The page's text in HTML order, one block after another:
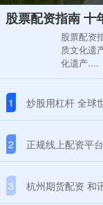
股票配资
质文化遗
化遗产....
1 炒股用杠杆 全球世界遗产
2 正规线上配资平台 战火
3 杭州期货配资 和